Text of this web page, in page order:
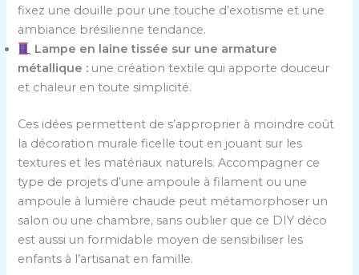
fixez une douille pour une touche d’exotisme et une
ambiance brésilienne tendance.
Lampe en laine tissée sur une armature
métallique : une création textile qui apporte douceur
et chaleur en toute simplicité.
Ces idées permettent de s’approprier à moindre coût
la décoration murale ficelle tout en jouant sur les
textures et les matériaux naturels. Accompagner ce
type de projets d’une ampoule à filament ou une
ampoule à lumière chaude peut métamorphoser un
salon ou une chambre, sans oublier que ce DIY déco
est aussi un formidable moyen de sensibiliser les
enfants à l’artisanat en famille.